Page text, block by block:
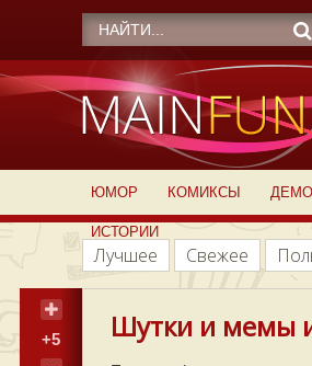
ЮМОР КОМИКСЫ
ИСТОРИИ
Лучшее Свежее
+5 Шутки и мемы